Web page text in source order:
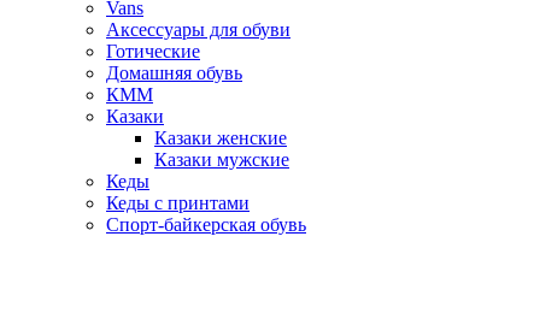
Vans
Аксессуары для обуви
Готические
Домашняя обувь
КММ
Казаки
Казаки женские
Казаки мужские
Кеды
Кеды с принтами
Спорт-байкерская обувь